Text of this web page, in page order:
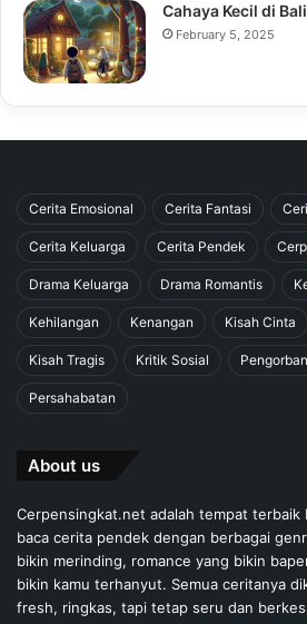
Cahaya Kecil di
February 5, 2025
Cerita Emosional Cerita Fantasi
Cerita Keluarga Cerita Pendek
Drama Keluarga Drama Romantis
Kehilangan Kenangan Kisah Cinta
Kisah Tragis Kritik Sosial
Persahabatan
About us
Cerpensingkat.net adalah tempat terbaik
baca cerita pendek dengan berbagai
bikin merinding, romance yang bikin
bikin kamu terhanyut. Semua ceritanya
fresh, ringkas, tapi tetap seru dan